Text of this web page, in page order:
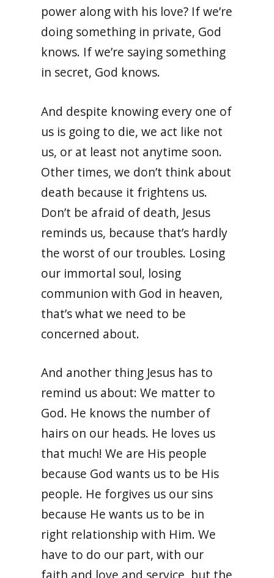
power along with his love? If we’re
doing something in private, God
knows. If we’re saying something
in secret, God knows.
And despite knowing every one of
us is going to die, we act like not
us, or at least not anytime soon.
Other times, we don’t think about
death because it frightens us.
Don’t be afraid of death, Jesus
reminds us, because that’s hardly
the worst of our troubles. Losing
our immortal soul, losing
communion with God in heaven,
that’s what we need to be
concerned about.
And another thing Jesus has to
remind us about: We matter to
God. He knows the number of
hairs on our heads. He loves us
that much! We are His people
because God wants us to be His
people. He forgives us our sins
because He wants us to be in
right relationship with Him. We
have to do our part, with our